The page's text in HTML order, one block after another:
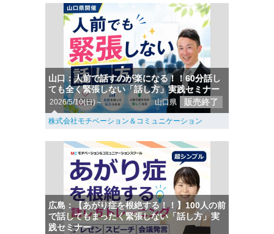
山口：人前で話すのが楽になる！！60分話し
ても全く緊張しない「話し方」実践セミナー
2026/5/10(日)～ 山口県 販売終了
株式会社モチベーション＆コミュニケーション
広島：【あがり症を根絶する！！】100人の前
で話してもまったく緊張しない「話し方」実
践セミナー